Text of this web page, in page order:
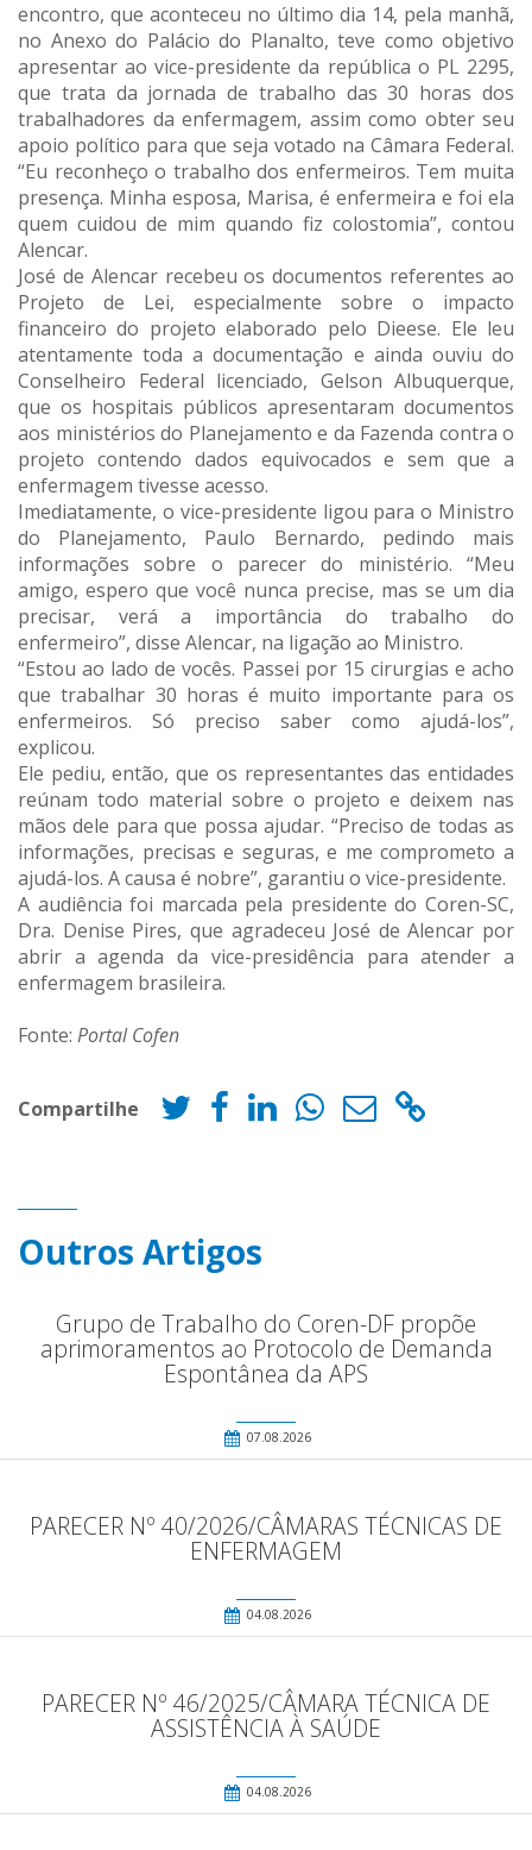
encontro, que aconteceu no último dia 14, pela manhã,
no Anexo do Palácio do Planalto, teve como objetivo
apresentar ao vice-presidente da república o PL 2295,
que trata da jornada de trabalho das 30 horas dos
trabalhadores da enfermagem, assim como obter seu
apoio político para que seja votado na Câmara Federal.
“Eu reconheço o trabalho dos enfermeiros. Tem muita
presença. Minha esposa, Marisa, é enfermeira e foi ela
quem cuidou de mim quando fiz colostomia”, contou
Alencar.
José de Alencar recebeu os documentos referentes ao
Projeto de Lei, especialmente sobre o impacto
financeiro do projeto elaborado pelo Dieese. Ele leu
atentamente toda a documentação e ainda ouviu do
Conselheiro Federal licenciado, Gelson Albuquerque,
que os hospitais públicos apresentaram documentos
aos ministérios do Planejamento e da Fazenda contra o
projeto contendo dados equivocados e sem que a
enfermagem tivesse acesso.
Imediatamente, o vice-presidente ligou para o Ministro
do Planejamento, Paulo Bernardo, pedindo mais
informações sobre o parecer do ministério. “Meu
amigo, espero que você nunca precise, mas se um dia
precisar, verá a importância do trabalho do
enfermeiro”, disse Alencar, na ligação ao Ministro.
“Estou ao lado de vocês. Passei por 15 cirurgias e acho
que trabalhar 30 horas é muito importante para os
enfermeiros. Só preciso saber como ajudá-los”,
explicou.
Ele pediu, então, que os representantes das entidades
reúnam todo material sobre o projeto e deixem nas
mãos dele para que possa ajudar. “Preciso de todas as
informações, precisas e seguras, e me comprometo a
ajudá-los. A causa é nobre”, garantiu o vice-presidente.
A audiência foi marcada pela presidente do Coren-SC,
Dra. Denise Pires, que agradeceu José de Alencar por
abrir a agenda da vice-presidência para atender a
enfermagem brasileira.
Fonte: Portal Cofen
Compartilhe
Outros Artigos
Grupo de Trabalho do Coren-DF propõe
aprimoramentos ao Protocolo de Demanda
Espontânea da APS
07.08.2026
PARECER Nº 40/2026/CÂMARAS TÉCNICAS DE
ENFERMAGEM
04.08.2026
PARECER Nº 46/2025/CÂMARA TÉCNICA DE
ASSISTÊNCIA À SAÚDE
04.08.2026